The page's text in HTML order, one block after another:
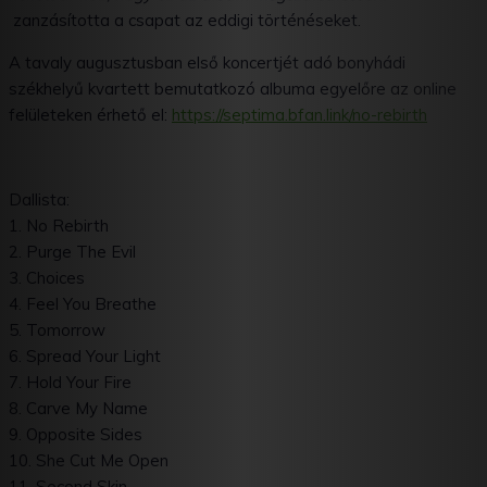
zanzásította a csapat az eddigi történéseket.
A tavaly augusztusban első koncertjét adó bonyhádi
székhelyű kvartett bemutatkozó albuma egyelőre az online
felületeken érhető el: https://septima.bfan.link/no-rebirth
Dallista:
1. No Rebirth
2. Purge The Evil
3. Choices
4. Feel You Breathe
5. Tomorrow
6. Spread Your Light
7. Hold Your Fire
8. Carve My Name
9. Opposite Sides
10. She Cut Me Open